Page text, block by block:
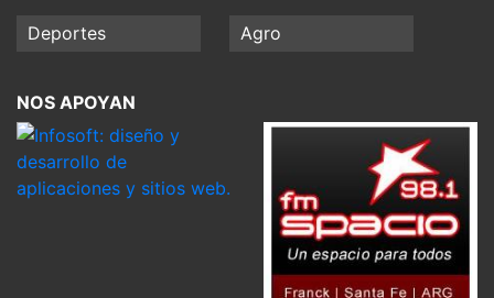
Deportes Agro
NOS APOYAN